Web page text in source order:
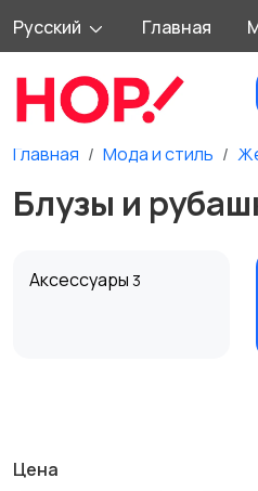
Русский Главная
Главная Мода и стиль
Блузы и
Аксессуары 3
Цена